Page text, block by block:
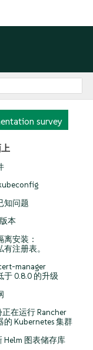
survey
知问题
本
离安装：
有注册表。
manager
于 0.8.0 的升级
正在运行 Rancher
的 Kubernetes 集群
Helm 图表储存库